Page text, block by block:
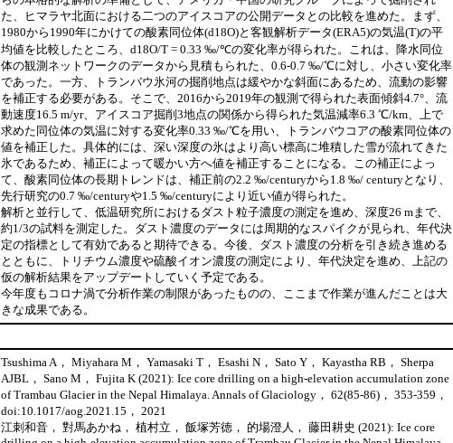
た、ヒマラヤ北面における二つのアイスコアの公開データとの比較を進めた。まず、
1980から1990年にかけての酸素同位体(d18O)と客観解析データ(ERA5)の気温(T)の平
均値を比較したところ、d18O/T = 0.33 ‰/℃の変化率が得られた。これは、降水同位
体の観測ネットワークのデータから見積もられた、0.6-0.7 ‰/℃に対し、小さい変化率
であった。一方、トランバウ氷河の掘削地点は緩やかな斜面にあるため、流動の影響
を補正する必要がある。そこで、2016から2019年の観測で得られた表面傾斜4.7°、流
動速度16.5 m/yr、アイスコア掘削3地点の関係から得られた気温減率6.3 ℃/km、上で
求めた同位体の気温に対する変化率0.33 ‰/℃を用い、トランバウコアの酸素同位体の
値を補正した。具体的には、深い深度の氷はより高い標高に堆積した雪が流れてきた
氷であるため、補正によって暖かい方へ値を補正することになる。この補正によっ
て、酸素同位体の長期トレンドは、補正前の2.2 ‰/centuryから1.8 ‰/ centuryとなり、
先行研究の0.7 ‰/centuryや1.5 ‰/centuryにより近い値が得られた。
解析と並行して、低温研究所におけるダスト粒子濃度の測定を進め、深度26 mまで、
約1/3の試料を測定した。ダスト濃度のデータには周期的なスパイクが見られ、年代決
定の指標として有効であると期待できる。今後、ダスト濃度の分析を引き続き進める
とともに、トリチウム濃度や硫酸イオン濃度の測定により、年代決定を進め、上記の
仮の解析結果をアップデートしていく予定である。
今年度もコロナ渦で分析作業の制限があったものの、ここまで作業が進んだことは大
きな成果である。
Tsushima A， Miyahara M， Yamasaki T， Esashi N， Sato Y， Kayastha RB， Sherpa
AJBL， Sano M， Fujita K (2021): Ice core drilling on a high-elevation accumulation zone
of Trambau Glacier in the Nepal Himalaya. Annals of Glaciology， 62(85-86)， 353-359，
doi:10.1017/aog.2021.15， 2021
江刺和音， 對馬あかね， 植村立， 飯塚芳徳， 的場澄人， 藤田耕史 (2021): Ice core